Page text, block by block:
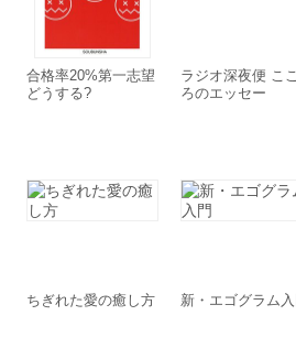
合格率20%第一志望
どうする?
ラジオ深夜便 ここ
ろのエッセー
ちぎれた愛の癒し方 新・エゴグラム入